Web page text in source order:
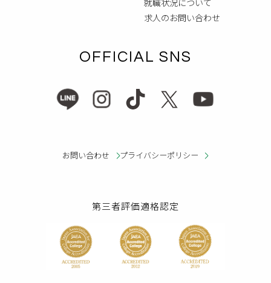
就職状況について
求人のお問い合わせ
OFFICIAL SNS
お問い合わせ プライバシーポリシー
第三者評価適格認定